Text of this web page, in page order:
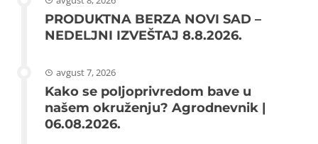
PRODUKTNA BERZA NOVI SAD –
NEDELJNI IZVEŠTAJ 8.8.2026.
avgust 7, 2026
Kako se poljoprivredom bave u
našem okruženju? Agrodnevnik |
06.08.2026.